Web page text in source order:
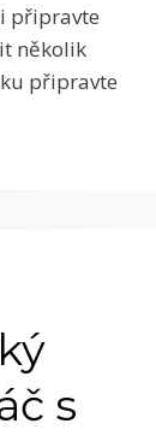
připravte
několik
připravte
s